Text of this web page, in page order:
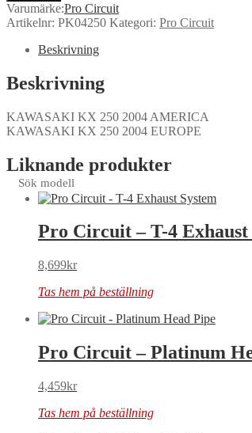
Varumärke:Pro Circuit
Artikelnr: PK04250 Kategori: Pro Circuit
Beskrivning
Beskrivning
KAWASAKI KX 250 2004 AMERICA
KAWASAKI KX 250 2004 EUROPE
Liknande produkter
Pro Circuit – T-4 Exhaust
8,699kr
Tas hem på beställning
Pro Circuit – Platinum
4,459kr
Tas hem på beställning
Sök modell